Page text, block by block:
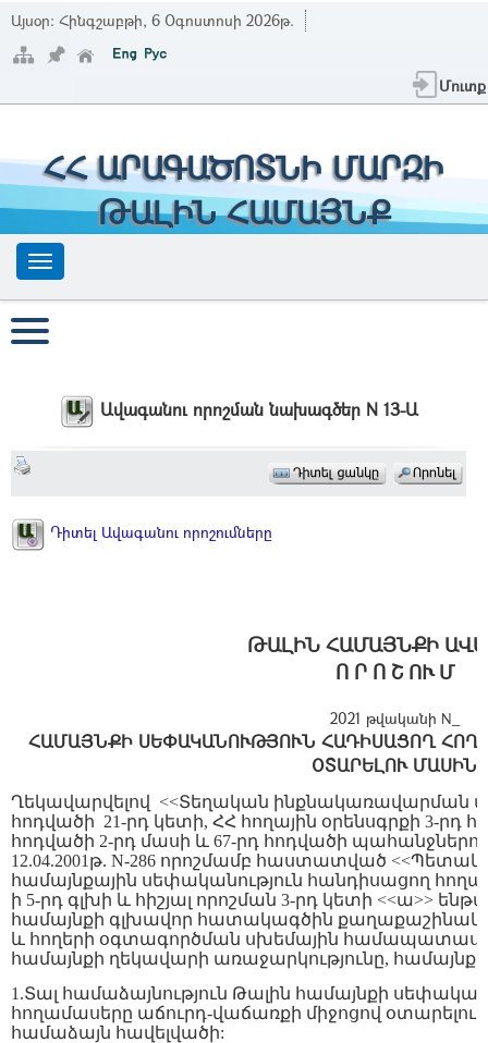
Այսօր: Հինգշաբթի, 6 Օգոստոսի 2026թ.
Մուտք
ՀՀ ԱՐԱԳԱԾՈՏՆԻ ՄԱՐԶԻ
ԹԱԼԻՆ ՀԱՄԱՅՆՔ
Ավագանու որոշման նախագծեր N 13-Ա
Դիտել Ավագանու որոշումները
ԹԱԼԻՆ ՀԱՄԱՅՆՔԻ
Ո Ր Ո Շ ՈՒ Մ
2021 թվականի N_
ՀԱՄԱՅՆՔԻ ՍԵՓԱԿԱՆՈՒԹՅՈՒՆ ՀԱԴԻՍԱՑՈՂ
ՕՏԱՐԵԼՈՒ ՄԱՍԻՆ
Ղեկավարվելով <<Տեղական ինքնակառավարման
հոդվածի 21-րդ կետի, ՀՀ հողային օրենսգրքի 3-րդ
հոդվածի 2-րդ մասի և 67-րդ հոդվածի
12.04.2001թ. N-286 որոշմամբ հաստատված <<
համայնքային սեփականություն հանդիսացող
ի 5-րդ գլխի և հիշյալ որոշման 3-րդ կետի <<ա>>
համայնքի գլխավոր հատակագծին
և հողերի օգտագործման սխեմային
համայնքի ղեկավարի առաջարկությունը,
1.Տալ համաձայնություն Թալին համայնքի
հողամասերը աճուրդ-վաճառքի միջոցով
համաձայն հավելվածի: